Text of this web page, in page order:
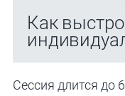
Как
Сессия длится до